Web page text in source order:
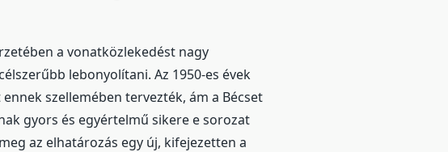
a vonatközlekedést nagy
lebonyolítani. Az 1950-es évek
szellemében tervezték, ám a Bécset
gyors és egyértelmű sikere e sorozat
az elhatározás egy új, kifejezetten a